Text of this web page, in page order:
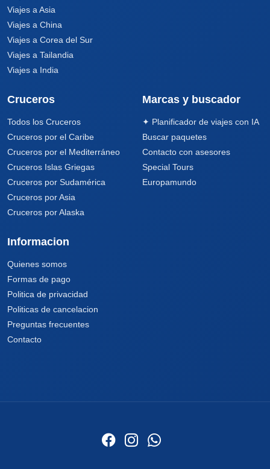
Viajes a Asia
Viajes a China
Viajes a Corea del Sur
Viajes a Tailandia
Viajes a India
Cruceros
Todos los Cruceros
Cruceros por el Caribe
Cruceros por el Mediterráneo
Cruceros Islas Griegas
Cruceros por Sudamérica
Cruceros por Asia
Cruceros por Alaska
Marcas y buscador
✦ Planificador de viajes con IA
Buscar paquetes
Contacto con asesores
Special Tours
Europamundo
Informacion
Quienes somos
Formas de pago
Politica de privacidad
Politicas de cancelacion
Preguntas frecuentes
Contacto